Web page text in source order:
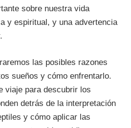
sobre nuestra vida
y espiritual, y una advertencia
las posibles razones
sueños y cómo enfrentarlo.
viaje para descubrir los
detrás de la interpretación
y cómo aplicar las